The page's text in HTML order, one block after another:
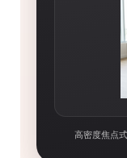
高密度焦点